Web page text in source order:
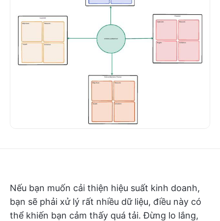
Nếu bạn muốn cải thiện hiệu suất kinh doanh,
bạn sẽ phải xử lý rất nhiều dữ liệu, điều này có
thể khiến bạn cảm thấy quá tải. Đừng lo lắng,